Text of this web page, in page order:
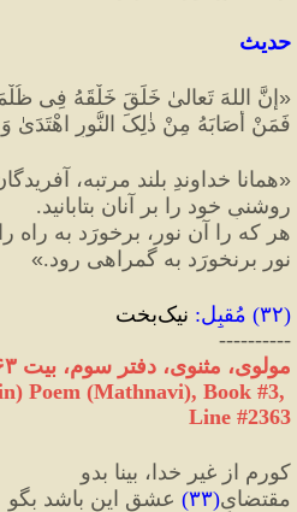
حدیث
«إِنَّ اللهَ تَعالیٰ خَلَقَ خَلْقَهُ فِی
فَمَنْ أَصَابَهُ مِنْ ذٰلِکَ النُّورِ
«
روشنیِ خود را بر آنان بتابانید.
نور برنخورَد به گمراهی رود.»
(۳۲) مُقبِل: نیک‌بخت
----------
مولوی، مثنوی، دفتر سوم، بیت ۲۳۶۳
Poem (Mathnavi), Book #3,
Line #2363
کورم از غیر خدا، بینا بدو
مقتضایِ(۳۳) عشق این باشد بگو